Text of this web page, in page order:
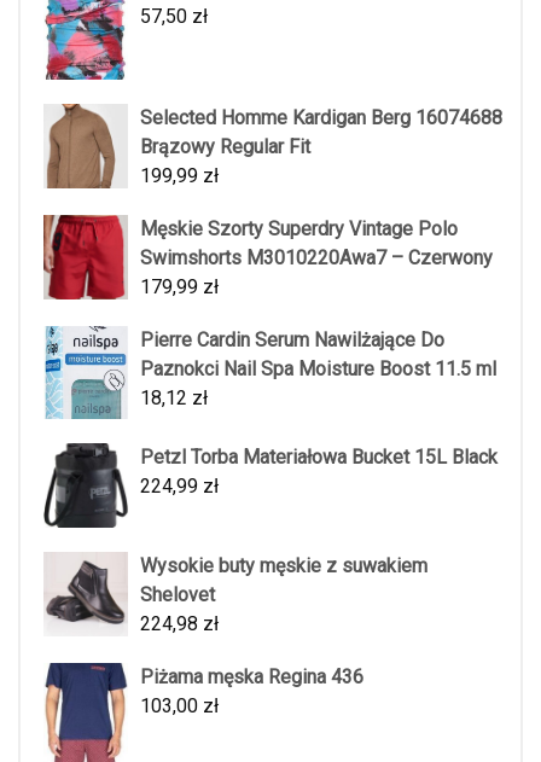
57,50 zł
Selected Homme Kardigan Berg 16074688
Brązowy Regular Fit
199,99 zł
Męskie Szorty Superdry Vintage Polo
Swimshorts M3010220Awa7 – Czerwony
179,99 zł
Pierre Cardin Serum Nawilżające Do
Paznokci Nail Spa Moisture Boost 11.5 ml
18,12 zł
Petzl Torba Materiałowa Bucket 15L Black
224,99 zł
Wysokie buty męskie z suwakiem
Shelovet
224,98 zł
Piżama męska Regina 436
103,00 zł